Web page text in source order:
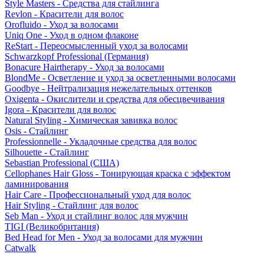
Style Masters - Средства для стайлинга
Revlon - Красители для волос
Orofluido - Уход за волосами
Uniq One - Уход в одном флаконе
ReStart - Переосмысленный уход за волосами
Schwarzkopf Professional (Германия)
Bonacure Hairtherapy - Уход за волосами
BlondMe - Осветление и уход за осветленными волосами
Goodbye - Нейтрализация нежелательных оттенков
Oxigenta - Окислители и средства для обесцвечивания
Igora - Красители для волос
Natural Styling - Химическая завивка волос
Osis - Стайлинг
Professionnelle - Укладочные средства для волос
Silhouette - Стайлинг
Sebastian Professional (США)
Cellophanes Hair Gloss - Тонирующая краска с эффектом
ламинирования
Hair Care - Профессиональный уход для волос
Hair Styling - Стайлинг для волос
Seb Man - Уход и стайлинг волос для мужчин
TIGI (Великобритания)
Bed Head for Men - Уход за волосами для мужчин
Catwalk